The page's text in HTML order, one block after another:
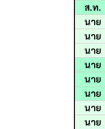
ส.ท.
นาย
นาย
นาย
นาย
นาย
นาย
นาย
นาย